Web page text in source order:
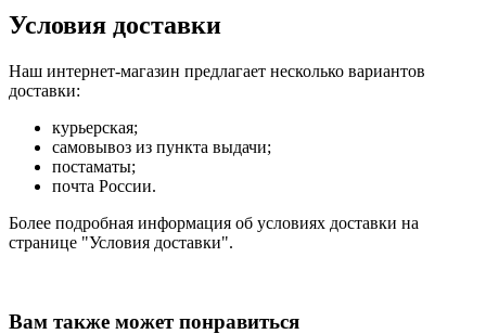
Условия доставки
Наш интернет-магазин предлагает несколько вариантов
доставки:
курьерская;
самовывоз из пункта выдачи;
постаматы;
почта России.
Более подробная информация об условиях доставки на
странице "Условия доставки".
Вам также может понравиться